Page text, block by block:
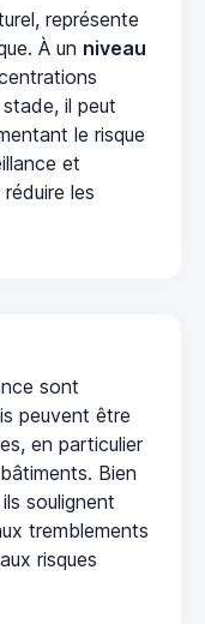
représente
À un niveau
il peut
le risque
et
les
sont
peuvent être
en particulier
Bien
soulignent
tremblements
risques